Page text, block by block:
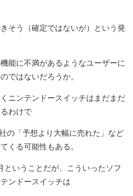
そう（確定ではないが）という発
能に不満があるようなユーザーに
ではないだろうか。
ニンテンドースイッチはまだまだ
わけで
の「予想より大幅に売れた」など
くる可能性もある。
ということだが、こういったソフ
ンドースイッチは